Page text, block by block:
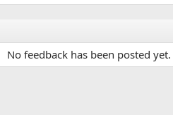
No feedback has been posted yet.